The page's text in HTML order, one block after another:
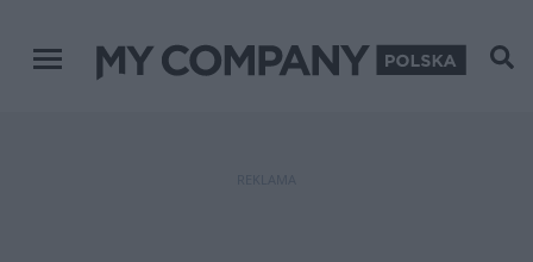
Menu główne